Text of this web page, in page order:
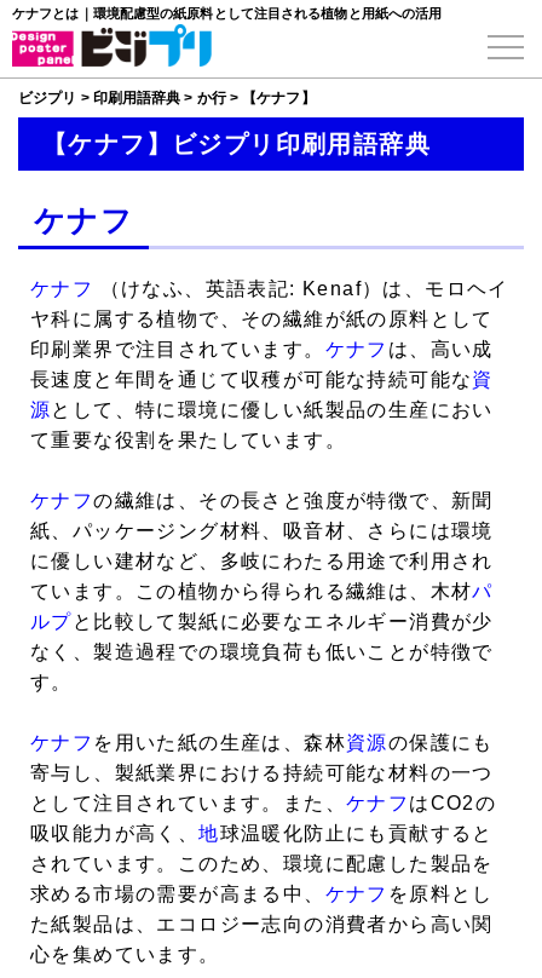
ケナフとは｜環境配慮型の紙原料として注目される植物と用紙への活用
ビジプリ > 印刷用語辞典 > か行> 【ケナフ】
【ケナフ】ビジプリ印刷用語辞典
ケナフ
ケナフ
（けなふ、英語表記: Kenaf）は、モロヘイ
ヤ科に属する植物で、その繊維が紙の原料として
印刷業界で注目されています。 ケナフ は、高い成
長速度と年間を通じて収穫が可能な持続可能な資
源として、特に環境に優しい紙製品の生産におい
て重要な役割を果たしています。
ケナフの繊維は、その長さと強度が特徴で、新聞
紙、パッケージング材料、吸音材、さらには環境
に優しい建材など、多岐にわたる用途で利用され
ています。この植物から得られる繊維は、木材パ
ルプと比較して製紙に必要なエネルギー消費が少
なく、製造過程での環境負荷も低いことが特徴で
す。
ケナフ を用いた紙の生産は、森林資源の保護にも
寄与し、製紙業界における持続可能な材料の一つ
として注目されています。また、 ケナフ はCO2の
吸収能力が高く、地球温暖化防止にも貢献すると
されています。このため、環境に配慮した製品を
求める市場の需要が高まる中、 ケナフ を原料とし
た紙製品は、エコロジー志向の消費者から高い関
心を集めています。